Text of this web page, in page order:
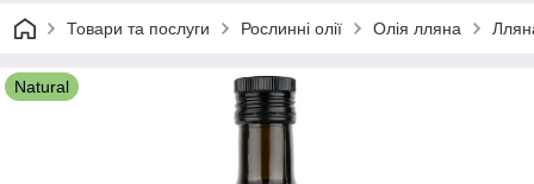
Товари та послуги Рослинні олії Олія лляна
Natural